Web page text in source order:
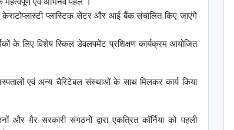
प्लास्टिक सेंटर और आई बैंक संचालित किए जाएंगे
के लिए विशेष स्किल डेवलपमेंट प्रशिक्षण कार्यक्रम आयोजित
एवं अन्य चैरिटेबल संस्थाओं के साथ मिलकर कार्य किया
और ग़ैर सरकारी संगठनों द्वारा एकत्रित कॉर्निया को पहली